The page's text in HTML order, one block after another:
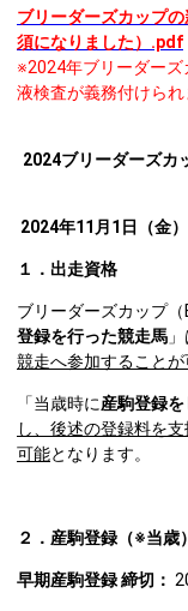
ブリーダーズカップ
須になりました）.pdf
※2024年ブリーダーズ
液検査が義務付けられ
2024ブリーダーズカ
2024年11月1日（金
１．出走資格
ブリーダーズカップ
登録を行った競走馬
競走へ参加することが
「当歳時に産駒登録
し、後述の登録料を
可能となります。
２．産駒登録（※当歳）
早期産駒登録 締切：